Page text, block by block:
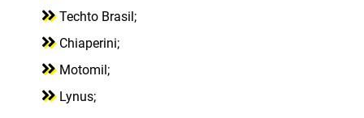
ESTRUTURAS METÁLICAS EM SUZANO
Techto Brasil;
Chiaperini;
Motomil;
Lynus;